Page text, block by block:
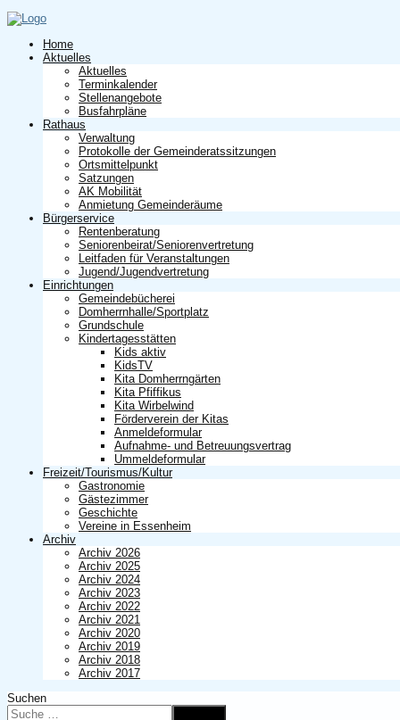
Home
Aktuelles
Aktuelles
Terminkalender
Stellenangebote
Busfahrpläne
Rathaus
Verwaltung
Protokolle der Gemeinderatssitzungen
Ortsmittelpunkt
Satzungen
AK Mobilität
Anmietung Gemeinderäume
Bürgerservice
Rentenberatung
Seniorenbeirat/Seniorenvertretung
Leitfaden für Veranstaltungen
Jugend/Jugendvertretung
Einrichtungen
Gemeindebücherei
Domherrnhalle/Sportplatz
Grundschule
Kindertagesstätten
Kids aktiv
KidsTV
Kita Domherrngärten
Kita Pfiffikus
Kita Wirbelwind
Förderverein der Kitas
Anmeldeformular
Aufnahme- und Betreuungsvertrag
Ummeldeformular
Freizeit/Tourismus/Kultur
Gastronomie
Gästezimmer
Geschichte
Vereine in Essenheim
Archiv
Archiv 2026
Archiv 2025
Archiv 2024
Archiv 2023
Archiv 2022
Archiv 2021
Archiv 2020
Archiv 2019
Archiv 2018
Archiv 2017
Suchen